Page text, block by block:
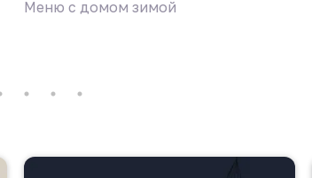
Меню с домом зимой